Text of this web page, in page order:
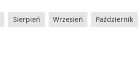
Sierpień Wrzesień Październik